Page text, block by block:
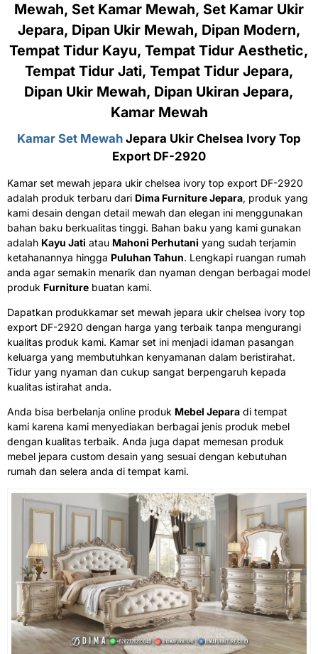
Mewah, Set Kamar Mewah, Set Kamar Ukir
Jepara, Dipan Ukir Mewah, Dipan Modern,
Tempat Tidur Kayu, Tempat Tidur Aesthetic,
Tempat Tidur Jati, Tempat Tidur Jepara,
Dipan Ukir Mewah, Dipan Ukiran Jepara,
Kamar Mewah
Kamar Set Mewah Jepara Ukir Chelsea Ivory Top
Export DF-2920
Kamar set mewah jepara ukir chelsea ivory top export DF-2920
adalah produk terbaru dari Dima Furniture Jepara, produk yang
kami desain dengan detail mewah dan elegan ini menggunakan
bahan baku berkualitas tinggi. Bahan baku yang kami gunakan
adalah Kayu Jati atau Mahoni Perhutani yang sudah terjamin
ketahanannya hingga Puluhan Tahun. Lengkapi ruangan rumah
anda agar semakin menarik dan nyaman dengan berbagai model
produk Furniture buatan kami.
Dapatkan produkkamar set mewah jepara ukir chelsea ivory top
export DF-2920 dengan harga yang terbaik tanpa mengurangi
kualitas produk kami. Kamar set ini menjadi idaman pasangan
keluarga yang membutuhkan kenyamanan dalam beristirahat.
Tidur yang nyaman dan cukup sangat berpengaruh kepada
kualitas istirahat anda.
Anda bisa berbelanja online produk Mebel Jepara di tempat
kami karena kami menyediakan berbagai jenis produk mebel
dengan kualitas terbaik. Anda juga dapat memesan produk
mebel jepara custom desain yang sesuai dengan kebutuhan
rumah dan selera anda di tempat kami.